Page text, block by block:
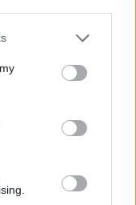
Ύμνος στην